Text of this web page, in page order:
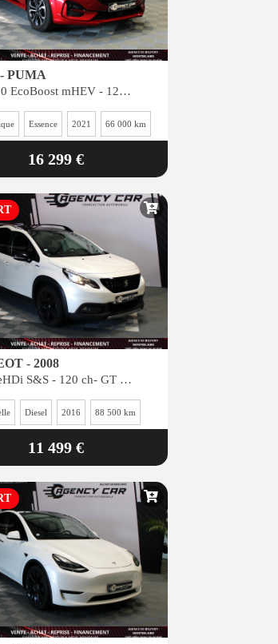
PUMA
Puma 1.0 EcoBoost mHEV - 125 - BV DCT II 2019 ST Line - Très bon état
Essence 2021 66 000 km
16 299 €
- 2008
1.6 BlueHDi S&S - 120 ch- GT Line - Suivi complet PEUGEOT
Diesel 2016 88 500 km
11 499 €